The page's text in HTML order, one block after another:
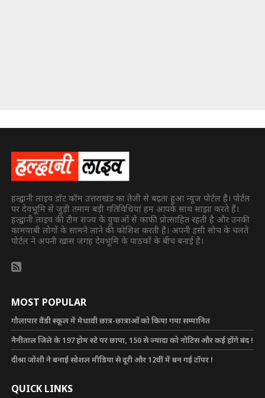
हल्द्वानी लाइव डॉट कॉम उत्तराखंड का तेजी से बढ़ता हुआ न्यूज पोर्टल है। पोर्टल
पर देवभूमि से जुड़ी तमाम बड़ी गतिविधियां हम आपके साथ साझा करते हैं।
हल्द्वानी लाइव की टीम राज्य के युवाओं से काफी प्रोत्साहित रहती है और उनकी
कामयाबी लोगों के सामने लाने की कोशिश करती है। अपनी इसी सोच के चलते
पोर्टल ने अपनी खास जगह देवभूमि के पाठकों के बीच बनाई है।
MOST POPULAR
गौलापार वैंडी स्कूल में मेधावी छात्र-छात्राओं को किया गया सम्मानित
नैनीताल जिले के 197 होम स्टे पर छापा, 150 से ज्यादा को नोटिस और कई होंगे बंद !
दीश्रा जोशी ने बनाई सोशल मीडिया से दूरी और 12वीं में बन गई टॉपर !
QUICK LINKS